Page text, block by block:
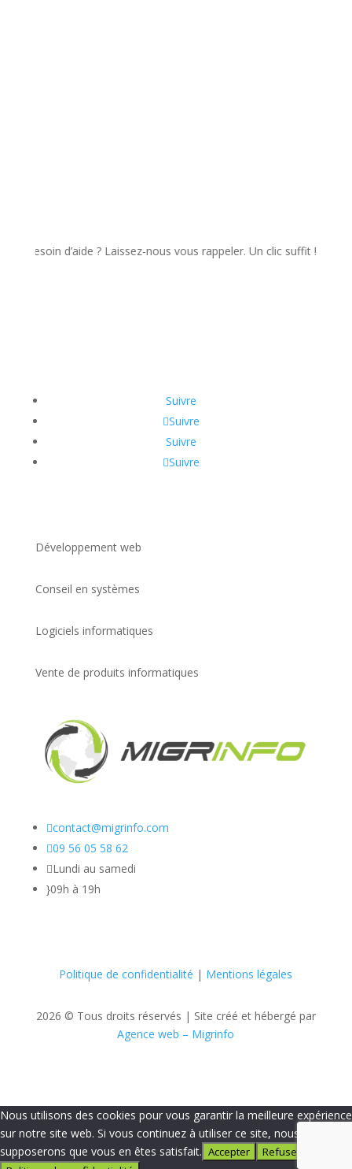
d’aide ? Laissez-nous vous rappeler. Un clic suffit !
Suivre
Suivre
Suivre
Suivre
Développement web
Conseil en systèmes
Logiciels informatiques
Vente de produits informatiques
contact@migrinfo.com
09 56 05 58 62
Lundi au samedi
}09h à 19h
Politique de confidentialité | Mentions légales
2026 © Tous droits réservés | Site créé et hébergé par
Agence web – Migrinfo
Nous utilisons des cookies pour vous garantir la meilleure expérience
sur notre site web. Si vous continuez à utiliser ce site, nous
supposerons que vous en êtes satisfait. Accepter
Refuser